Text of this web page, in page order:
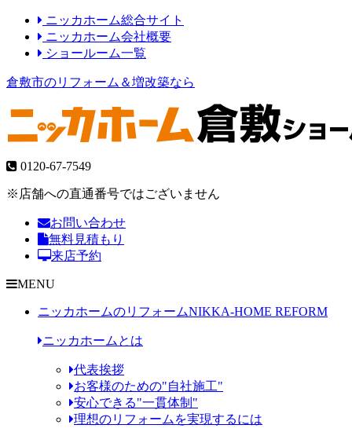
ニッカホーム総合サイト
ニッカホーム会社概要
ショールーム一覧
倉敷市のリフォーム＆増改築なら
0120-67-7549
※店舗への直通番号ではございません
お問い合わせ
無料見積もり
来店予約
MENU
ニッカホームのリフォームNIKKA-HOME REFORM
ニッカホームとは
代表挨拶
お客様のための"自社施工"
安心できる"一貫体制"
理想のリフォームを実現するには